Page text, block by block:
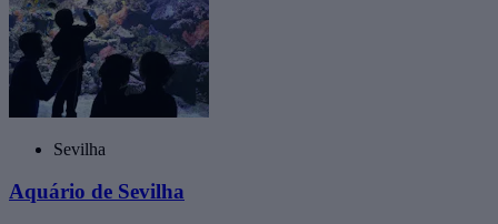
Sevilha
Aquário de Sevilha